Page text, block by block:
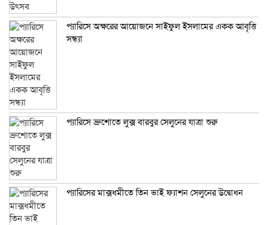
প্যারিসে অক্ষরের আয়োজনে সাইফুল ইসলামের একক আবৃত্তি
সন্ধ্যা
প্যারিসে ব্রুশোতে লুক্স বারবুর সেলুনের যাত্রা শুরু
প্যারিসের মাক্সধমীতে তিন ভাই ফ্যাশন সেলুনের উদ্বোধন